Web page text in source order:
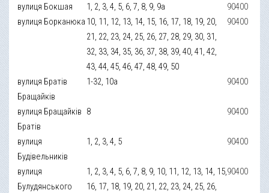
вулиця Бокшая
1, 2, 3, 4, 5, 6, 7, 8, 9, 9а
90400
вулиця Борканюка 10, 11, 12, 13, 14, 15, 16, 17, 18, 19, 20,
21, 22, 23, 24, 25, 26, 27, 28, 29, 30, 31,
32, 33, 34, 35, 36, 37, 38, 39, 40, 41, 42,
43, 44, 45, 46, 47, 48, 49, 50
90400
вулиця Братів
Бращайків
1-32, 10а 90400
вулиця Бращайків
Братів
8 90400
вулиця
Будівельників
1, 2, 3, 4, 5 90400
вулиця
Булудянського
1, 2, 3, 4, 5, 6, 7, 8, 9, 10, 11, 12, 13, 14, 15,
16, 17, 18, 19, 20, 21, 22, 23, 24, 25, 26,
90400